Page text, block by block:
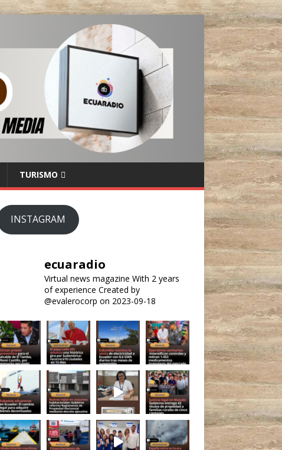
TURISMO
INSTAGRAM
ecuaradio
Virtual news magazine With 2 years
of experience Created by
@evalerocorp on 2023-09-18